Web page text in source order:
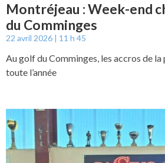
Montréjeau : Week-end
du Comminges
22 avril 2026 11 h 45
Au golf du Comminges, les accros de
toute l’année